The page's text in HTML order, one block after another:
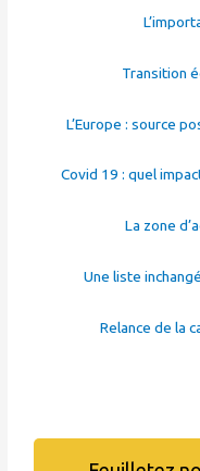
Transition
L’Europe : source
Covid 19 : quel
La zone
Une liste
Relance de la